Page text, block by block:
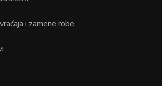
i zamene robe